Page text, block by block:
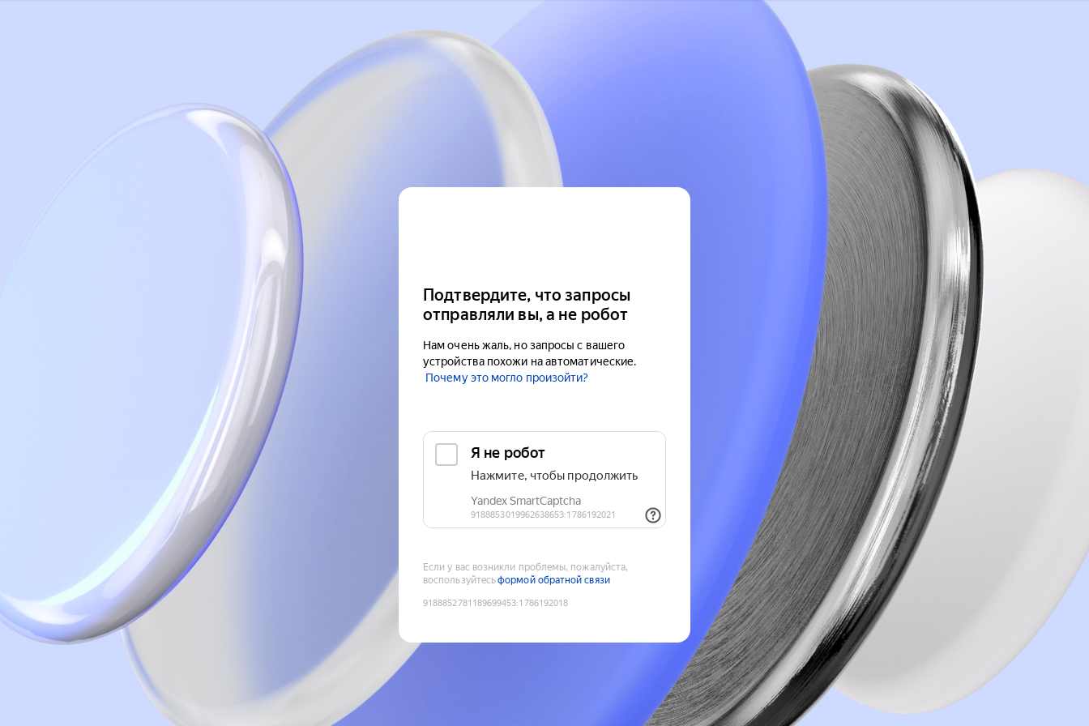
Подтвердите, что запросы
отправляли вы, а не робот
Нам очень жаль, но запросы с вашего
устройства похожи на автоматические.
Почему это могло произойти?
Если у вас возникли проблемы, пожалуйста,
воспользуйтесьформой обратной связи
9188852781189699453:1786192018